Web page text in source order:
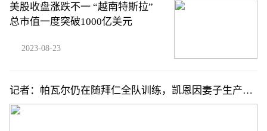
美股收盘涨跌不一 “越南特斯拉”
总市值一度突破1000亿美元
2023-08-23
记者：帕瓦尔仍在随拜仁全队训练，凯恩因妻子生产而
尚未归队